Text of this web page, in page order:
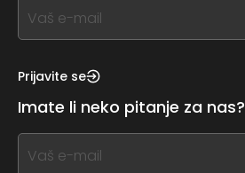
If
you
this,
this
form
field
Prijavite se
Imate li neko pitanje za nas?
If
you